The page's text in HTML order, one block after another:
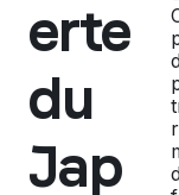
erte
du
Jap
i
u